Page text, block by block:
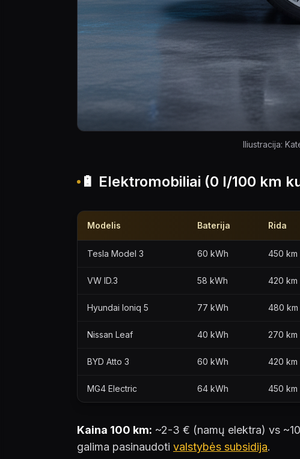
Iliustracija:
🔋 Elektromobiliai (0 l/100 km
Modelis Baterija Rida
Tesla Model 3 60 kWh 450 km
VW ID.3 58 kWh 420 km
Hyundai Ioniq 5 77 kWh 480 km
Nissan Leaf 40 kWh 270 km
BYD Atto 3 60 kWh 420 km
MG4 Electric 64 kWh 450 km
Kaina 100 km: ~2-3 € (namų elektra) vs
galima pasinaudoti valstybės subsidija.